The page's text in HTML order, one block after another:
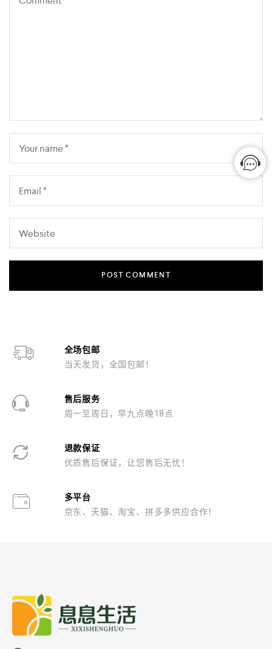
全场包邮
当天发货，全国包邮！
售后服务
周一至周日，早九点晚18点
退款保证
优质售后保证，让您售后无忧！
多平台
京东、天猫、淘宝、拼多多供应合作！